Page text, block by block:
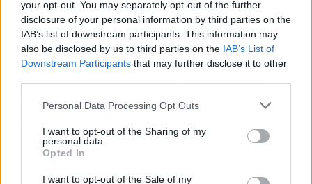
your opt-out. You may separately opt-out of the further
disclosure of your personal information by third parties on the
IAB’s list of downstream participants. This information may
also be disclosed by us to third parties on the IAB’s List of
Downstream Participants that may further disclose it to other
Personal Data Processing Opt Outs
I want to opt-out of the Sharing of my
personal data.
Opted In
I want to opt-out of the Sale of my
buscaba mejorar. El resultado es el mismo: un
portazo administrativo.
Mientras no se reforme, la recomendación es
tan sencilla como antipática: aguanta hasta
puedes, asume que te quedarás sin prestación.
Quizá en la práctica, la mayoría de los
trabajadores ni siquiera conoce este requisito